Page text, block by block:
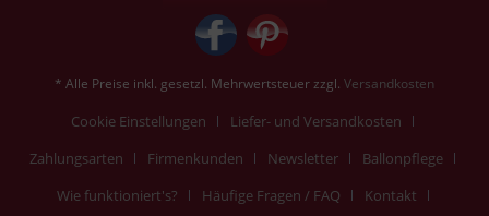
* Alle Preise inkl. gesetzl. Mehrwertsteuer zzgl. Versandkosten
Cookie Einstellungen
Liefer- und Versandkosten
Zahlungsarten
Firmenkunden Newsletter
Ballonpflege
Wie funktioniert's?
Häufige Fragen / FAQ Kontakt